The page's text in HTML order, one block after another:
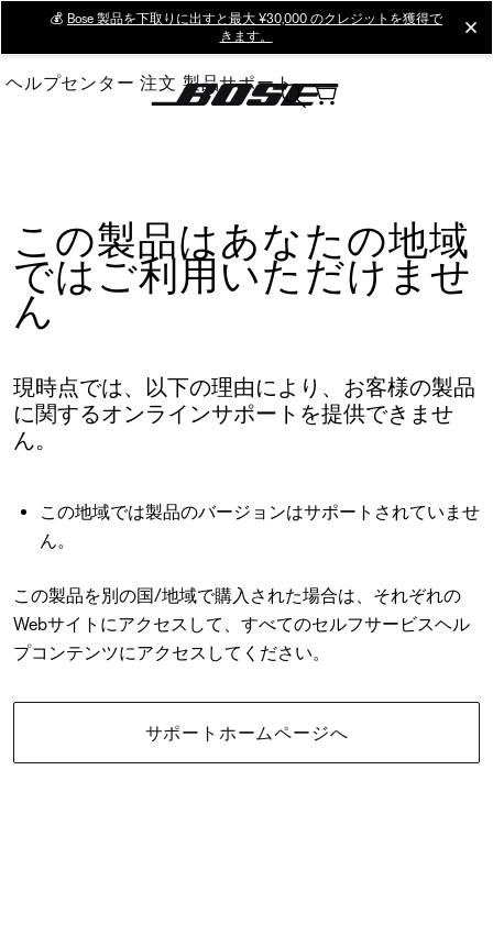
Main
💰 Bose 製品を下取りに出すと最大 ¥30,000 のクレジットを獲得で
きます。
ヘルプセンター 注文 製品サポート
この製品はあなたの地域
ではご利用いただけませ
ん
現時点では、以下の理由により、お客様の製品
に関するオンラインサポートを提供できませ
ん。
この地域では製品のバージョンはサポートされていませ
ん。
この製品を別の国/地域で購入された場合は、それぞれの
Webサイトにアクセスして、すべてのセルフサービスヘル
プコンテンツにアクセスしてください。
サポートホームページへ